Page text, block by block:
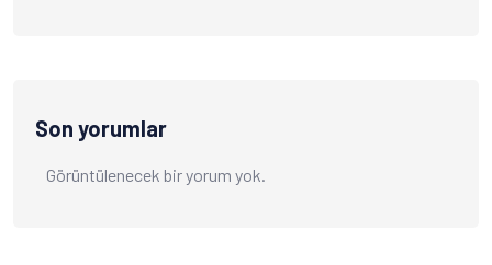
Son yorumlar
Görüntülenecek bir yorum yok.